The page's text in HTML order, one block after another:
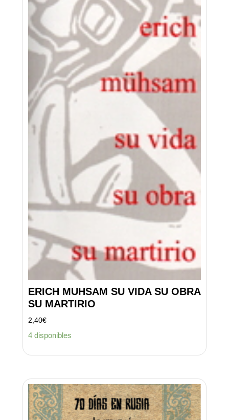
ERICH MUHSAM SU VIDA SU OBRA
SU MARTIRIO
2,40€
4 disponibles